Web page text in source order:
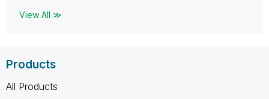
View All ≫
Products
All Products